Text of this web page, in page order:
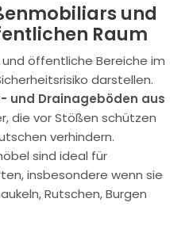
und
Raum
öffentliche Bereiche im
darstellen.
und Drainageböden aus
die vor Stößen schützen
verhindern.
sind ideal für
insbesondere wenn sie
Rutschen, Burgen